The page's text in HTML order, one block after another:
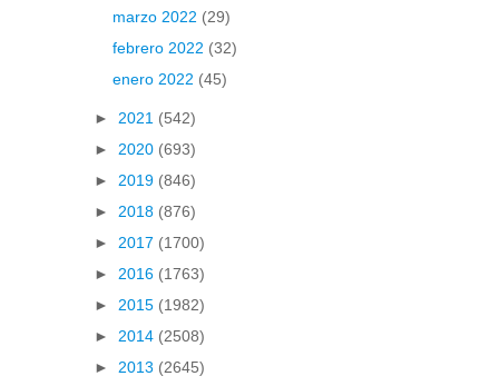
marzo 2022 (29)
febrero 2022 (32)
enero 2022 (45)
► 2021 (542)
► 2020 (693)
► 2019 (846)
► 2018 (876)
► 2017 (1700)
► 2016 (1763)
► 2015 (1982)
► 2014 (2508)
► 2013 (2645)